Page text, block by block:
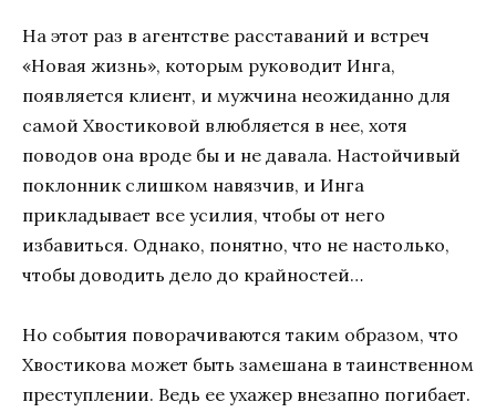
На этот раз в агентстве расставаний и встреч
«Новая жизнь», которым руководит Инга,
появляется клиент, и мужчина неожиданно для
самой Хвостиковой влюбляется в нее, хотя
поводов она вроде бы и не давала. Настойчивый
поклонник слишком навязчив, и Инга
прикладывает все усилия, чтобы от него
избавиться. Однако, понятно, что не настолько,
чтобы доводить дело до крайностей…
Но события поворачиваются таким образом, что
Хвостикова может быть замешана в таинственном
преступлении. Ведь ее ухажер внезапно погибает.